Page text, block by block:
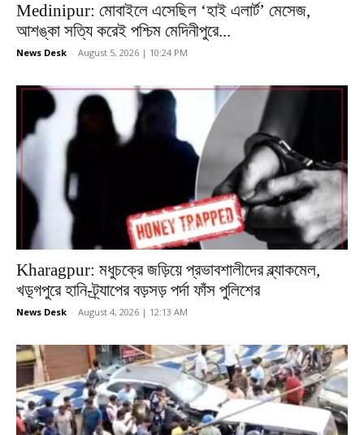
Medinipur: মোবাইলে এসেছিল ‘হাই এলার্ট’ মেসেজ,
আশঙ্কা সত্যি করেই পশ্চিম মেদিনীপুরে...
News Desk - August 5, 2026 | 10:24 PM
Kharagpur: মধুচক্রে জড়িয়ে প্রভাবশালীদের ব্ল্যাকমেল,
খড়্গপুরে হানি-ট্র্যাপের বড়সড় পর্দা ফাঁস পুলিশের
News Desk - August 4, 2026 | 12:13 AM